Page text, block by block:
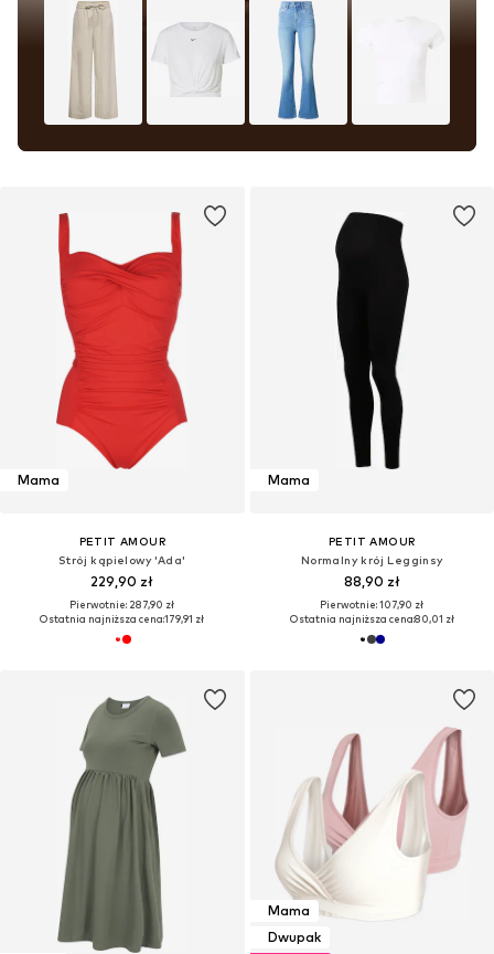
Mama
PETIT AMOUR
Strój kąpielowy 'Ada'
229,90 zł
Pierwotnie: 287,90 zł
Ostatnia najniższa cena:179,91 zł
Mama
PETIT AMOUR
Normalny krój Legginsy
88,90 zł
Pierwotnie: 107,90 zł
Ostatnia najniższa cena:80,01 zł
Mama
Dwupak